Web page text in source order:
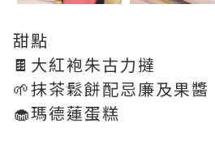
甜點
🍫大紅袍朱古力撻
🌱抹茶鬆餅配忌廉及果醬
🧁瑪德蓮蛋糕